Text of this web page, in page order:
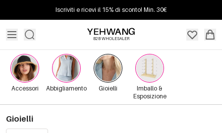
Iscriviti e ricevi il 15% di sconto! Min. 30€
B2B WHOLESALER
Accessori Abbigliamento Gioielli
Imballo &
Esposizione
Gioielli